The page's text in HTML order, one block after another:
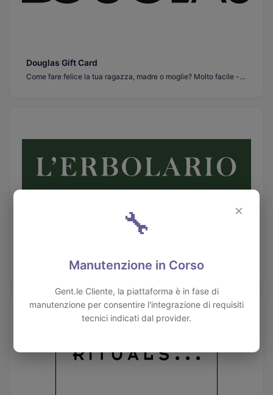
×
🔧
Manutenzione in Corso
Gent.le Cliente, la piattaforma è in fase di
manutenzione per consentire l'integrazione di requisiti
tecnici indicati dal provider.
Douglas Gift Card
Come fare felice la tua ragazza, madre o moglie? Molto facile - devi acquistare una carta regalo Douglas in {country_name}. Con questa carta regalo puoi far felice qualsiasi donna, perché con essa puoi acquistare qualsiasi articolo di cosmetici a tua scelta. Non c'è bisogno di sbatterti per la scelta del profumo o del marchio, quale crema acquistare. Grazie alla carta regalo Douglas, la destinataria potrà scegliere il profumo o i cosmetici che preferisce. Su cysend.com puoi acquistare rapidamente e in modo sicuro qualsiasi carta regalo, compresa la carta regalo Douglas.